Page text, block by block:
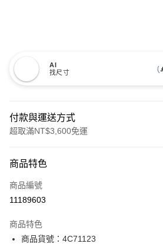
AI
找尺寸
付款與運送方式
超取滿NT$3,600免運
信用卡一次付款
信用卡分期付款
合作金庫商業銀行
華南商業銀行
LINE Pay
商品特色
商品編號
11189603
商品特色
商品貨號：4C71123